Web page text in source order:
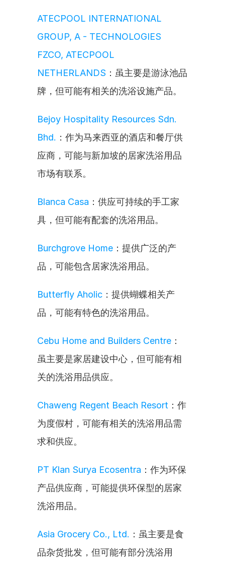
ATECPOOL INTERNATIONAL
GROUP, A - TECHNOLOGIES
FZCO, ATECPOOL
NETHERLANDS ：虽主要是游泳池品
牌，但可能有相关的洗浴设施产品。
Bejoy Hospitality Resources Sdn.
Bhd. ：作为马来西亚的酒店和餐厅供
应商，可能与新加坡的居家洗浴用品
市场有联系。
Blanca Casa ：供应可持续的手工家
具，但可能有配套的洗浴用品。
Burchgrove Home ：提供广泛的产
品，可能包含居家洗浴用品。
Butterfly Aholic ：提供蝴蝶相关产
品，可能有特色的洗浴用品。
Cebu Home and Builders Centre ：
虽主要是家居建设中心，但可能有相
关的洗浴用品供应。
Chaweng Regent Beach Resort ：作
为度假村，可能有相关的洗浴用品需
求和供应。
PT Klan Surya Ecosentra ：作为环保
产品供应商，可能提供环保型的居家
洗浴用品。
Asia Grocery Co., Ltd. ：虽主要是食
品杂货批发，但可能有部分洗浴用